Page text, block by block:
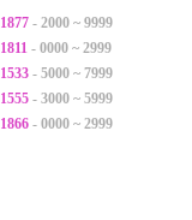
1877- 2000 ~ 9999
1811 - 0000 ~ 2999
1533- 5000 ~ 7999
1555- 3000 ~ 5999
1866- 0000 ~ 2999